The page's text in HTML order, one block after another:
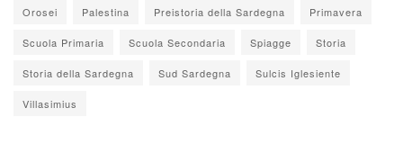
Orosei Palestina Preistoria della Sardegna Primavera
Scuola Primaria Scuola Secondaria Spiagge Storia
Storia della Sardegna Sud Sardegna Sulcis Iglesiente
Villasimius